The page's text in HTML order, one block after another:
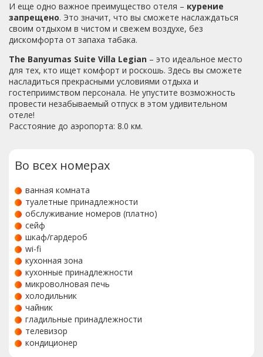
И еще одно важное преимущество отеля – курение
запрещено. Это значит, что вы сможете наслаждаться
своим отдыхом в чистом и свежем воздухе, без
дискомфорта от запаха табака.
The Banyumas Suite Villa Legian – это идеальное место
для тех, кто ищет комфорт и роскошь. Здесь вы сможете
насладиться прекрасными условиями отдыха и
гостеприимством персонала. Не упустите возможность
провести незабываемый отпуск в этом удивительном
отеле!
Расстояние до аэропорта: 8.0 км.
Во всех номерах
ванная комната
туалетные принадлежности
обслуживание номеров (платно)
сейф
шкаф/гардероб
wi-fi
кухонная зона
кухонные принадлежности
микроволновая печь
холодильник
чайник
гладильные принадлежности
телевизор
кондиционер